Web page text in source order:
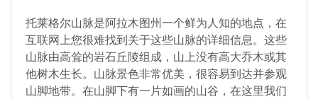
托莱格尔山脉是阿拉木图州一个鲜为人知的地点，在
互联网上您很难找到关于这些山脉的详细信息。这些
山脉由高耸的岩石丘陵组成，山上没有高大乔木或其
他树木生长。山脉景色非常优美，很容易到达并参观
山脚地带。在山脚下有一片如画的山谷，在这里我们